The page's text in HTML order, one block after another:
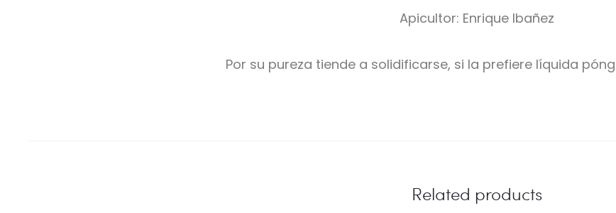
Apicultor: Enrique Ibañez
Por su pureza tiende a solidificarse, si la prefiere líquida
Related products